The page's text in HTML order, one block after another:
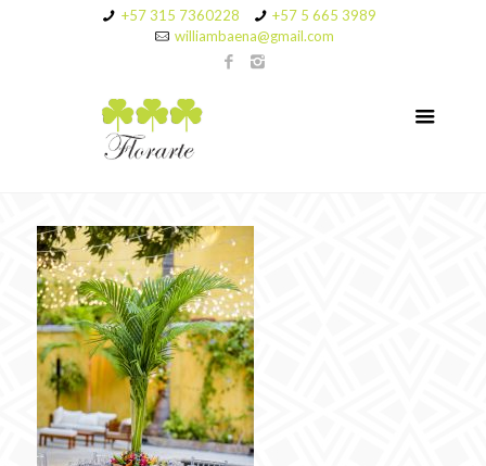
+57 315 7360228
+57 5 665 3989
williambaena@gmail.com